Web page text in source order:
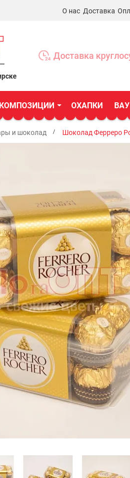
О нас Доставка
Доставка
КОМПОЗИЦИИ ОХАПКИ
и шоколад Шоколад Ферреро